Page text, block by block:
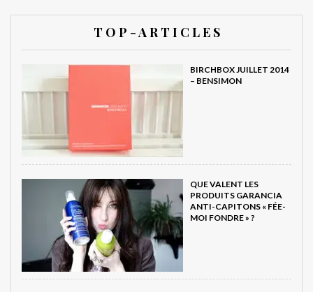
T O P - A R T I C L E S
BIRCHBOX JUILLET 2014
– BENSIMON
QUE VALENT LES
PRODUITS GARANCIA
ANTI-CAPITONS « FÉE-
MOI FONDRE » ?